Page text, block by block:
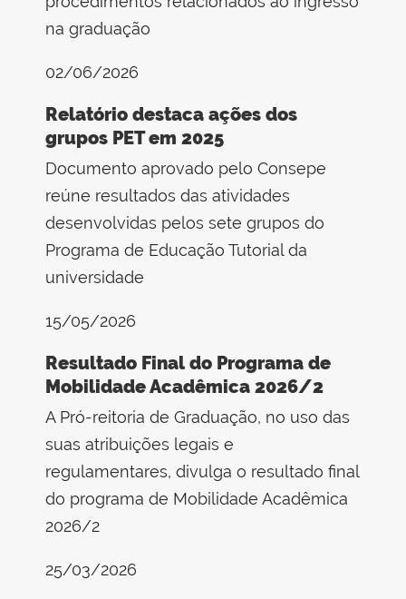
na graduação
02/06/2026
Relatório destaca ações dos
grupos PET em 2025
Documento aprovado pelo Consepe
reúne resultados das atividades
desenvolvidas pelos sete grupos do
Programa de Educação Tutorial da
universidade
15/05/2026
Resultado Final do Programa de
Mobilidade Acadêmica 2026/2
A Pró-reitoria de Graduação, no uso das
suas atribuições legais e
regulamentares, divulga o resultado final
do programa de Mobilidade Acadêmica
2026/2
25/03/2026